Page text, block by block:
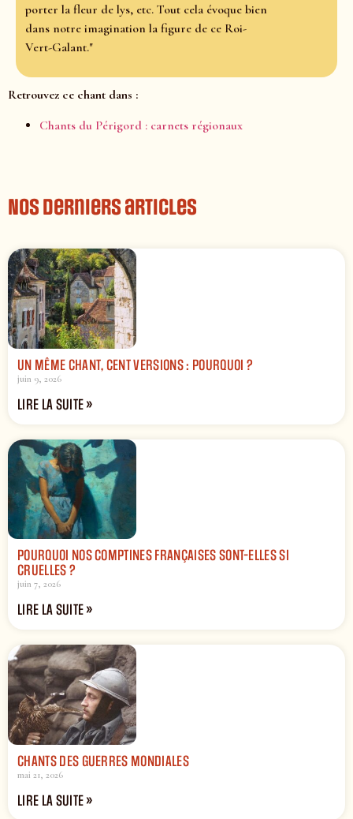
porter la fleur de lys, etc. Tout cela évoque bien
dans notre imagination la figure de ce Roi-
Vert-Galant."
Retrouvez ce chant dans :
Chants du Périgord : carnets régionaux
Nos derniers articles
UN MÊME CHANT, CENT VERSIONS : POURQUOI ?
juin 9, 2026
LIRE LA SUITE »
POURQUOI NOS COMPTINES FRANÇAISES SONT-ELLES SI
CRUELLES ?
juin 7, 2026
LIRE LA SUITE »
CHANTS DES GUERRES MONDIALES
mai 21, 2026
LIRE LA SUITE »